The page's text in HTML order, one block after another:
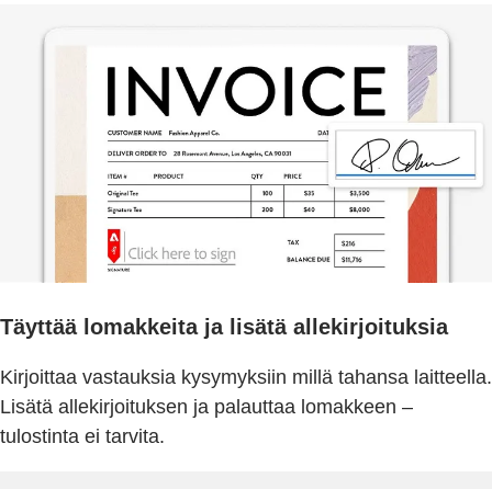
Täyttää lomakkeita ja lisätä allekirjoituksia
Kirjoittaa vastauksia kysymyksiin millä tahansa laitteella.
Lisätä allekirjoituksen ja palauttaa lomakkeen –
tulostinta ei tarvita.